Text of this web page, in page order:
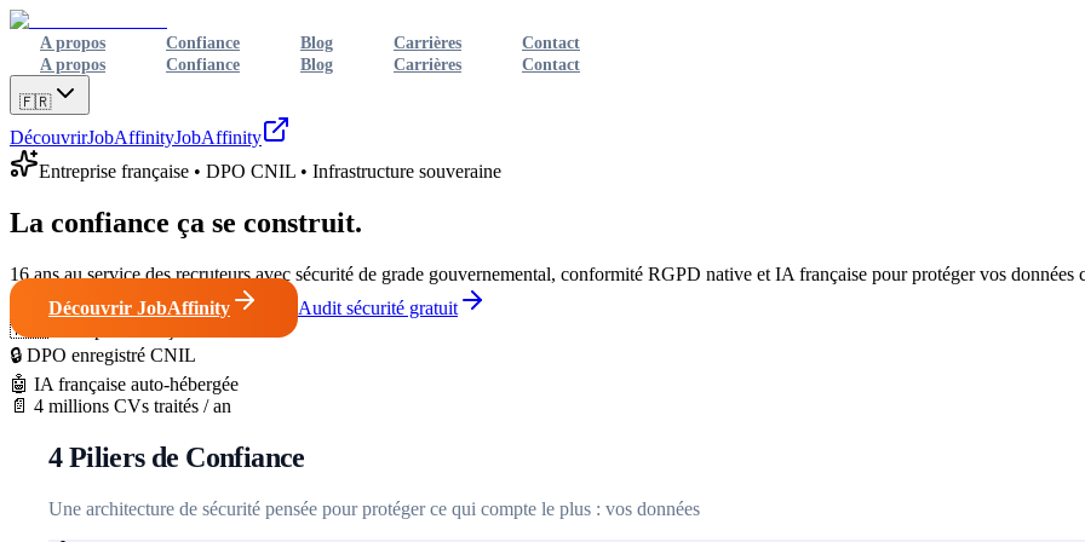
A propos Confiance Blog Carrières
Contact
A propos
Confiance Blog Carrières Contact
🇫🇷
DécouvrirJobAffinityJobAffinity
Entreprise française • DPO CNIL • Infrastructure souveraine
La confiance ça se construit.
16 ans au service des recruteurs avec sécurité de grade gouvernemental, conformité RGPD native et IA française pour protéger vos données
Découvrir JobAffinity
Audit sécurité gratuit
🇫🇷
🔒 DPO enregistré CNIL
🤖 IA française auto-hébergée
📄 4 millions CVs traités / an
4 Piliers de Confiance
Une architecture de sécurité pensée pour protéger ce qui compte le plus : vos données